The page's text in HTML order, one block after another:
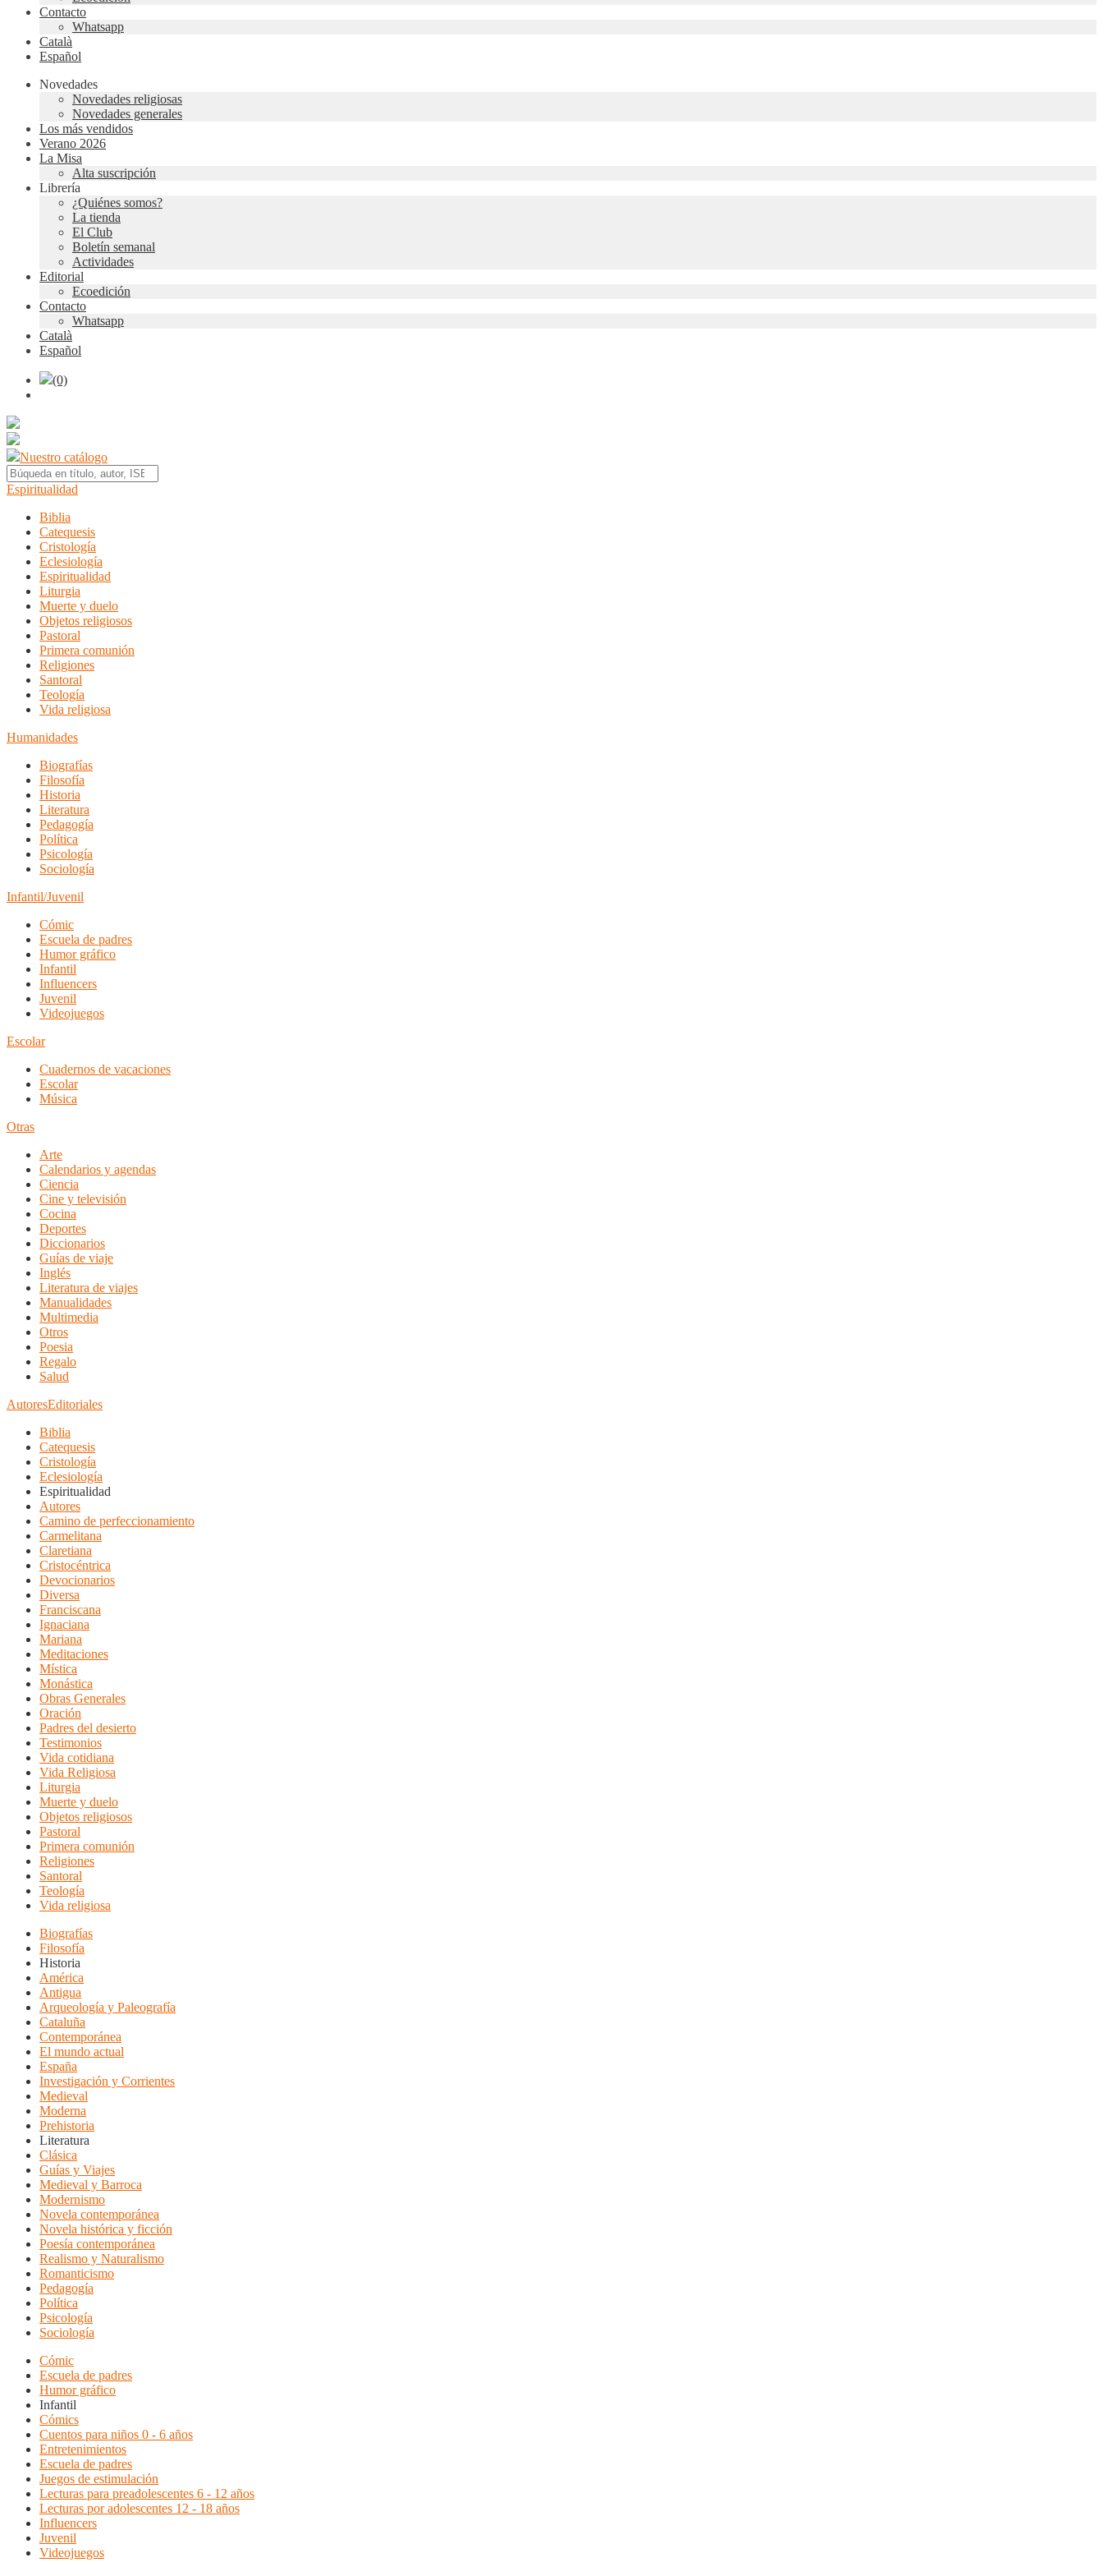
Contacto
Whatsapp
Català
Español
Novedades
Novedades religiosas
Novedades generales
Los más vendidos
Verano 2026
La Misa
Alta suscripción
Librería
¿Quiénes somos?
La tienda
El Club
Boletín semanal
Actividades
Editorial
Ecoedición
Contacto
Whatsapp
Català
Español
(0)
Nuestro catálogo
Espiritualidad
Biblia
Catequesis
Cristología
Eclesiología
Espiritualidad
Liturgia
Muerte y duelo
Objetos religiosos
Pastoral
Primera comunión
Religiones
Santoral
Teología
Vida religiosa
Humanidades
Biografías
Filosofía
Historia
Literatura
Pedagogía
Política
Psicología
Sociología
Infantil/Juvenil
Cómic
Escuela de padres
Humor gráfico
Infantil
Influencers
Juvenil
Videojuegos
Escolar
Cuadernos de vacaciones
Escolar
Música
Otras
Arte
Calendarios y agendas
Ciencia
Cine y televisión
Cocina
Deportes
Diccionarios
Guías de viaje
Inglés
Literatura de viajes
Manualidades
Multimedia
Otros
Poesia
Regalo
Salud
AutoresEditoriales
Biblia
Catequesis
Cristología
Eclesiología
Espiritualidad
Autores
Camino de perfeccionamiento
Carmelitana
Claretiana
Cristocéntrica
Devocionarios
Diversa
Franciscana
Ignaciana
Mariana
Meditaciones
Mística
Monástica
Obras Generales
Oración
Padres del desierto
Testimonios
Vida cotidiana
Vida Religiosa
Liturgia
Muerte y duelo
Objetos religiosos
Pastoral
Primera comunión
Religiones
Santoral
Teología
Vida religiosa
Biografías
Filosofía
Historia
América
Antigua
Arqueología y Paleografía
Cataluña
Contemporánea
El mundo actual
España
Investigación y Corrientes
Medieval
Moderna
Prehistoria
Literatura
Clásica
Guías y Viajes
Medieval y Barroca
Modernismo
Novela contemporánea
Novela histórica y ficción
Poesía contemporánea
Realismo y Naturalismo
Romanticismo
Pedagogía
Política
Psicología
Sociología
Cómic
Escuela de padres
Humor gráfico
Infantil
Cómics
Cuentos para niños 0 - 6 años
Entretenimientos
Escuela de padres
Juegos de estimulación
Lecturas para preadolescentes 6 - 12 años
Lecturas por adolescentes 12 - 18 años
Influencers
Juvenil
Videojuegos